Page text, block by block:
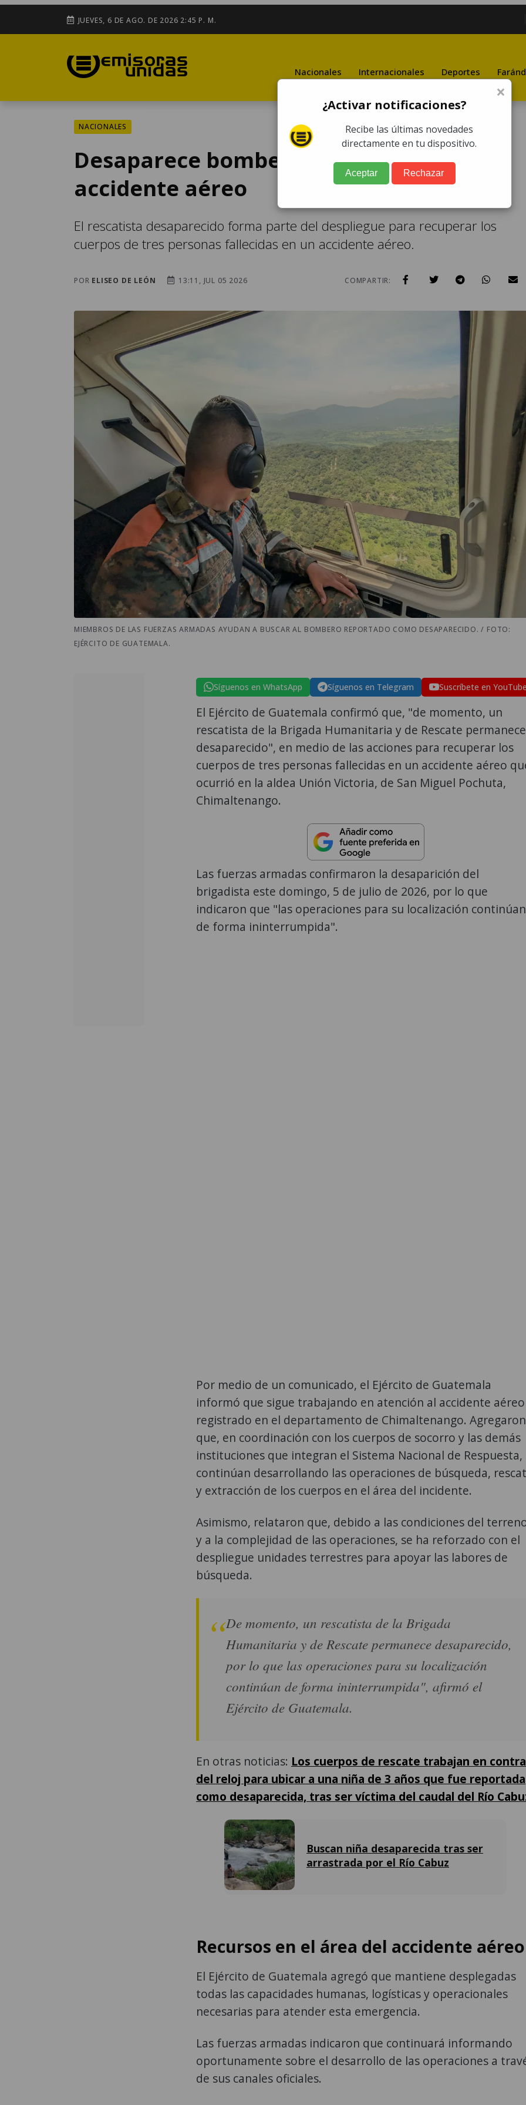
JUEVES, 6 DE AGO. DE 2026 2:45 P. M.
Nacionales Internacionales Deportes
NACIONALES
Desaparece bombero en operativos por
accidente aéreo
El rescatista desaparecido forma parte del despliegue para recuperar los
cuerpos de tres personas fallecidas en un accidente aéreo.
POR ELISEO DE LEÓN 13:11, JUL 05 2026 COMPARTIR:
MIEMBROS DE LAS FUERZAS ARMADAS AYUDAN A BUSCAR AL BOMBERO REPORTADO COMO DESAPARECIDO. / FOTO:
EJÉRCITO DE GUATEMALA.
Síguenos en WhatsApp Síguenos en Telegram Suscríbete en
El Ejército de Guatemala confirmó que, "de momento, un
rescatista de la Brigada Humanitaria y de Rescate permanece
desaparecido", en medio de las acciones para recuperar los
cuerpos de tres personas fallecidas en un accidente aéreo
ocurrió en la aldea Unión Victoria, de San Miguel Pochuta,
Chimaltenango.
Las fuerzas armadas confirmaron la desaparición del
brigadista este domingo, 5 de julio de 2026, por lo que
indicaron que "las operaciones para su localización continúan
de forma ininterrumpida".
Por medio de un comunicado, el Ejército de Guatemala
informó que sigue trabajando en atención al accidente aéreo
registrado en el departamento de Chimaltenango. Agregaron
que, en coordinación con los cuerpos de socorro y las demás
instituciones que integran el Sistema Nacional de Respuesta,
continúan desarrollando las operaciones de búsqueda,
y extracción de los cuerpos en el área del incidente.
Asimismo, relataron que, debido a las condiciones del
y a la complejidad de las operaciones, se ha reforzado con el
despliegue unidades terrestres para apoyar las labores de
búsqueda.
De momento, un rescatista de la Brigada
Humanitaria y de Rescate permanece desaparecido,
por lo que las operaciones para su localización
continúan de forma ininterrumpida", afirmó el
Ejército de Guatemala.
En otras noticias: Los cuerpos de rescate trabajan en contra
del reloj para ubicar a una niña de 3 años que fue reportada
como desaparecida, tras ser víctima del caudal del Río
Buscan niña desaparecida tras ser
arrastrada por el Río Cabuz
Recursos en el área del accidente aéreo
El Ejército de Guatemala agregó que mantiene desplegadas
todas las capacidades humanas, logísticas y operacionales
necesarias para atender esta emergencia.
Las fuerzas armadas indicaron que continuará informando
oportunamente sobre el desarrollo de las operaciones a
de sus canales oficiales.
×
¿Activar notificaciones?
Recibe las últimas novedades
directamente en tu dispositivo.
Aceptar Rechazar